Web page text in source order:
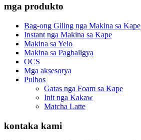
mga produkto
Bag-ong Giling nga Makina sa Kape
Instant nga Makina sa Kape
Makina sa Yelo
Makina sa Pagbaligya
OCS
Mga aksesorya
Pulbos
Gatas nga Foam sa Kape
Init nga Kakaw
Matcha Latte
kontaka kami